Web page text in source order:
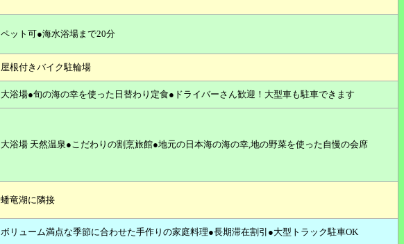
ペット可●海水浴場まで20分
屋根付きバイク駐輪場
大浴場●旬の海の幸を使った日替わり定食●ドライバーさん歓迎！大型車も駐車できます
大浴場 天然温泉●こだわりの割烹旅館●地元の日本海の海の幸,地の野菜を使った自慢の会席
蟠竜湖に隣接
ボリューム満点な季節に合わせた手作りの家庭料理●長期滞在割引●大型トラック駐車OK